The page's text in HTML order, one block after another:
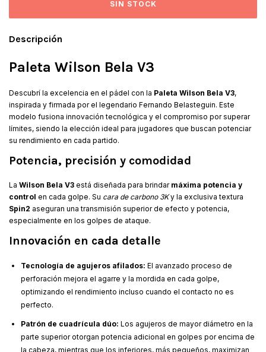
Descripción
Paleta Wilson Bela V3
Descubrí la excelencia en el pádel con la Paleta Wilson Bela V3,
inspirada y firmada por el legendario Fernando Belasteguin. Este
modelo fusiona innovación tecnológica y el compromiso por superar
límites, siendo la elección ideal para jugadores que buscan potenciar
su rendimiento en cada partido.
Potencia, precisión y comodidad
La Wilson Bela V3 está diseñada para brindar máxima potencia y
control en cada golpe. Su cara de carbono 3Ky la exclusiva textura
Spin2 aseguran una transmisión superior de efecto y potencia,
especialmente en los golpes de ataque.
Innovación en cada detalle
Tecnología de agujeros afilados: El avanzado proceso de
perforación mejora el agarre y la mordida en cada golpe,
optimizando el rendimiento incluso cuando el contacto no es
perfecto.
Patrón de cuadrícula dúo: Los agujeros de mayor diámetro en la
parte superior otorgan potencia adicional en golpes por encima de
la cabeza, mientras que los inferiores, más pequeños, maximizan